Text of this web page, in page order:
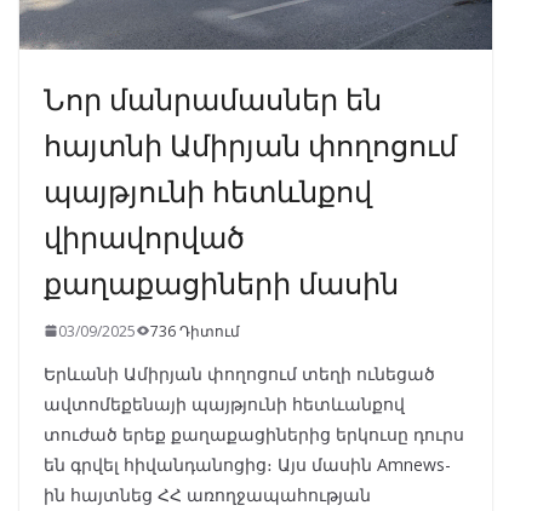
Նոր մանրամասներ են
հայտնի Ամիրյան փողոցում
պայթյունի հետևնքով
վիրավորված
քաղաքացիների մասին
03/09/2025 736 Դիտում
Երևանի Ամիրյան փողոցում տեղի ունեցած
ավտոմեքենայի պայթյունի հետևանքով
տուժած երեք քաղաքացիներից երկուսը դուրս
են գրվել հիվանդանոցից։ Այս մասին Amnews-
ին հայտնեց ՀՀ առողջապահության